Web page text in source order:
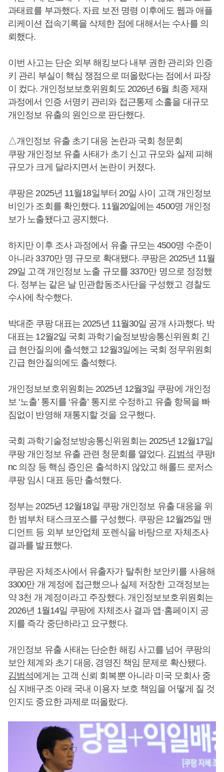
과태료를 부과했다. 자료 보전 명령 이후에도 웹과 애플
리케이션 접속기록을 삭제한 점에 대해서는 수사를 의
뢰했다.
이번 사고는 단순 외부 해킹보다 내부 권한 관리와 인증
키 관리 부실이 핵심 쟁점으로 떠올랐다는 점에서 파장
이 컸다. 개인정보보호위원회도 2026년 6월 최종 제재
과정에서 인증 서명키 관리와 접근통제 소홀을 대규모
개인정보 유출의 원인으로 판단했다.
△개인정보 유출 초기 대응 논란과 국회 청문회
쿠팡 개인정보 유출 사태가 초기 신고 규모와 실제 피해
규모가 크게 달라지면서 논란이 커졌다.
쿠팡은 2025년 11월18일부터 20일 사이 고객 개인정보
비인가 조회를 확인했다. 11월20일에는 4500명 개인정
보가 노출됐다고 공지했다.
하지만 이후 조사 과정에서 유출 규모는 4500명 수준이
아니라 3370만 명 규모로 확대됐다. 쿠팡은 2025년 11월
29일 고객 개인정보 노출 규모를 3370만 명으로 정정했
다. 정부는 같은 날 민관합동조사단을 구성했고 경찰도
수사에 착수했다.
박대준 쿠팡 대표는 2025년 11월30일 공개 사과했다. 박
대표는 12월2일 국회 과학기술정보방송통신위원회 긴
급 현안질의에 출석했고 12월3일에는 국회 정무위원회
긴급 현안질의에도 출석했다.
개인정보보호위원회는 2025년 12월3일 쿠팡에 개인정
보 ‘노출’ 통지를 ‘유출’ 통지로 수정하고 유출 항목을 빠
짐없이 반영해 재통지할 것을 요구했다.
국회 과학기술정보방송통신위원회는 2025년 12월17일
쿠팡 개인정보 유출 관련 청문회를 열었다. 김범석 쿠팡I
nc 의장 등 핵심 증인은 출석하지 않았고 해롤드 로저스
쿠팡 임시 대표 등만 출석했다.
정부는 2025년 12월18일 쿠팡 개인정보 유출 대응을 위
한 범부처 태스크포스를 구성했다. 쿠팡은 12월25일 맨
디언트 등 외부 보안업체 포렌식을 바탕으로 자체조사
결과를 발표했다.
쿠팡은 자체조사에서 유출자가 탈취한 보안키를 사용해
3300만 개 계정에 접근했으나 실제 저장한 고객정보는
약 3천 개 계정이라고 주장했다. 개인정보보호위원회는
2026년 1월14일 쿠팡에 자체조사 결과 앱·홈페이지 공
지를 즉각 중단하라고 요구했다.
개인정보 유출 사태는 단순한 해킹 사고를 넘어 쿠팡의
보안 체계와 초기 대응, 경영진 책임 문제로 확산됐다.
김범석에게는 고객 신뢰 회복뿐 아니라 미국 모회사 중
심 지배구조 아래 국내 이용자 보호 책임을 어떻게 질 것
인지도 중요한 과제로 떠올랐다.